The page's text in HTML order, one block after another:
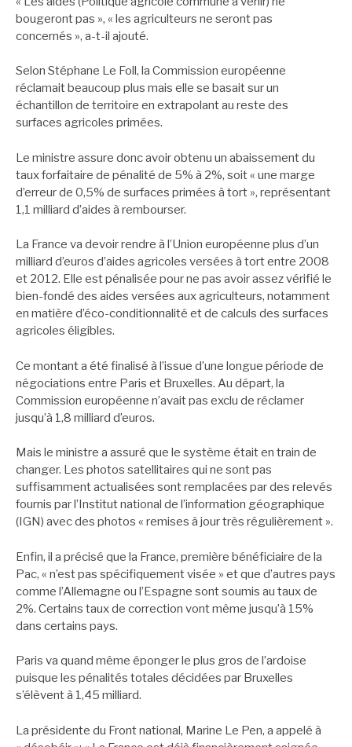
bougeront pas », « les agriculteurs ne seront pas
concernés », a-t-il ajouté.
Selon Stéphane Le Foll, la Commission européenne
réclamait beaucoup plus mais elle se basait sur un
échantillon de territoire en extrapolant au reste des
surfaces agricoles primées.
Le ministre assure donc avoir obtenu un abaissement du
taux forfaitaire de pénalité de 5% à 2%, soit « une marge
d’erreur de 0,5% de surfaces primées à tort », représentant
1,1 milliard d’aides à rembourser.
La France va devoir rendre à l’Union européenne plus d’un
milliard d’euros d’aides agricoles versées à tort entre 2008
et 2012. Elle est pénalisée pour ne pas avoir assez vérifié le
bien-fondé des aides versées aux agriculteurs, notamment
en matière d’éco-conditionnalité et de calculs des surfaces
agricoles éligibles.
Ce montant a été finalisé à l’issue d’une longue période de
négociations entre Paris et Bruxelles. Au départ, la
Commission européenne n’avait pas exclu de réclamer
jusqu’à 1,8 milliard d’euros.
Mais le ministre a assuré que le système était en train de
changer. Les photos satellitaires qui ne sont pas
suffisamment actualisées sont remplacées par des relevés
fournis par l’Institut national de l’information géographique
(IGN) avec des photos « remises à jour très régulièrement ».
Enfin, il a précisé que la France, première bénéficiaire de la
Pac, « n’est pas spécifiquement visée » et que d’autres pays
comme l’Allemagne ou l’Espagne sont soumis au taux de
2%. Certains taux de correction vont même jusqu’à 15%
dans certains pays.
Paris va quand même éponger le plus gros de l’ardoise
puisque les pénalités totales décidées par Bruxelles
s’élèvent à 1,45 milliard.
La présidente du Front national, Marine Le Pen, a appelé à